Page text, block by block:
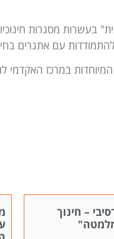
מסגרות
עם אתגרים
במרכז האקדמי
– חינוך